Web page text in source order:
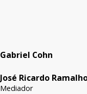
Gabriel Cohn
José Ricardo
Mediador